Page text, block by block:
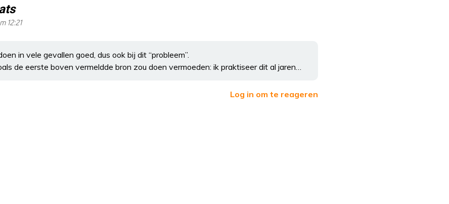
12:21
in vele gevallen goed, dus ook bij dit “probleem”.
de eerste boven vermeldde bron zou doen vermoeden: ik praktiseer dit al jaren…
Log in om te reageren